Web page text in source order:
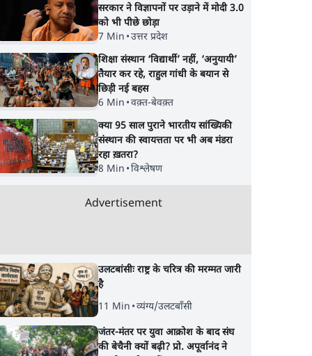
Satya Hindi News
बुलेटिन । 8 अगस्त, सुबह 11
बजे की ख़बरें
झारखंड में छात्र
सरकार ने विज्ञापनों पर उड़ाने में मोदी 3.0
को भी पीछे छोड़ा
7 Min •उत्तर प्रदेश
शिक्षा संस्थान ‘विद्यार्थी’ नहीं, ‘अनुयायी’
तैयार कर रहे, राहुल गांधी के बयान से
छिड़ी नई बहस
6 Min •वक़्त-बेवक़्त
क्या 95 साल पुराने भारतीय सांख्यिकी
संस्थान की स्वायत्तता पर भी अब मंडरा
रहा ख़तरा?
8 Min •विश्लेषण
Advertisement
उलटबांसीः राष्ट्र के चरित्र की मरम्मत जारी
है
11 Min •व्यंग्य/उलटबाँसी
जंतर-मंतर पर युवा आक्रोश के बाद संघ
की बेचैनी क्यों बढ़ी? प्रो. अपूर्वानंद ने